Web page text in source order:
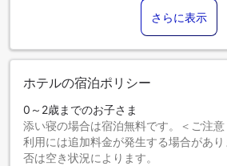
さらに表示
ホテルの宿泊ポリシー
0～2歳までのお子さま
添い寝の場合は宿泊無料です。＜ご注
利用には追加料金が発生する場合があ
否は空き状況によります。